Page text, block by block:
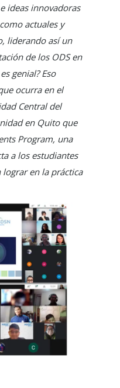
ideas innovadoras
actuales y
liderando así un
de los ODS en
genial? Eso
ocurra en el
Central del
en Quito que
Program, una
a los estudiantes
en la práctica